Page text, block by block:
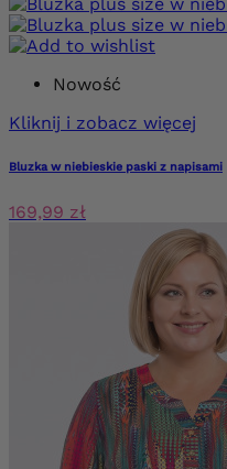
Nowość
Kliknij i zobacz więcej
Bluzka w niebieskie paski z napisami
169,99 zł